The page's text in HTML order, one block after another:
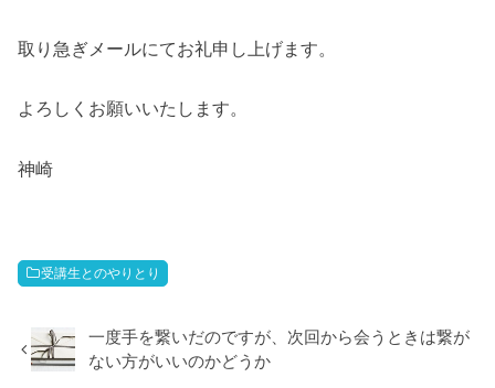
取り急ぎメールにてお礼申し上げます。
よろしくお願いいたします。
神崎
受講生とのやりとり
一度手を繋いだのですが、次回から会うときは繋が
ない方がいいのかどうか